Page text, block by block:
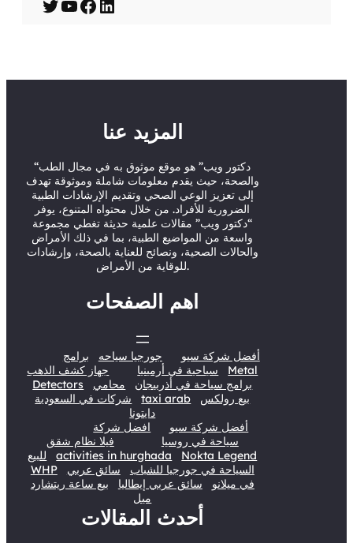
T
r
Y
e
F
o
k
L
e
d
I
n
المزيد عنا
“دكتور ويب” هو موقع موثوق به في مجال الطب
والصحة، حيث يقدم معلومات شاملة وموثوقة تهدف
إلى تعزيز الوعي الصحي وتقديم الإرشادات الطبية
الضرورية للأفراد. من خلال محتواه المتنوع، يوفر
“دكتور ويب” مقالات علمية حديثة تغطي مجموعة
واسعة من المواضيع الطبية، بما في ذلك الأمراض
والحالات الصحية، ونصائح للعناية بالصحة، وإرشادات
للوقاية من الأمراض.
اهم الصفحات
أفضل شركة سيو جورجيا سياحه
برامج
سياحية في أرمينيا
جهاز كشف الذهب
Metal
Detectors
برامج سياحة في أذربيجان
محامي
شركات في السعودية
taxi arab
بيع رولكس
دايتونا
أفضل شركة سيو
افضل شركة
سياحة في روسيا
فيلا نظام شقق
للبيع
activities in hurghada
Nokta Legend
WHP
السياحة في جورجيا للشباب
سائق عربي
في ميلانو
سائق عربي إيطاليا
بيع ساعة ريتشارد
ميل
أحدث المقالات